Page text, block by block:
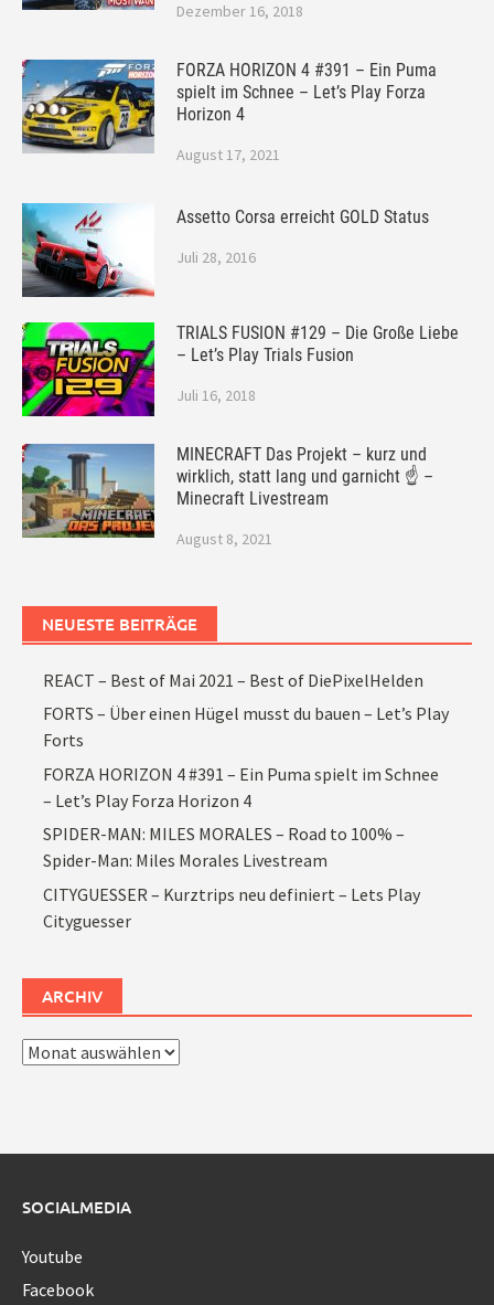
Dezember 16, 2018
FORZA HORIZON 4 #391 – Ein Puma
spielt im Schnee – Let’s Play Forza
Horizon 4
August 17, 2021
Assetto Corsa erreicht GOLD Status
Juli 28, 2016
TRIALS FUSION #129 – Die Große Liebe
– Let’s Play Trials Fusion
Juli 16, 2018
MINECRAFT Das Projekt – kurz und
wirklich, statt lang und garnicht ☝ –
Minecraft Livestream
August 8, 2021
NEUESTE BEITRÄGE
REACT – Best of Mai 2021 – Best of DiePixelHelden
FORTS – Über einen Hügel musst du bauen – Let’s Play
Forts
FORZA HORIZON 4 #391 – Ein Puma spielt im Schnee
– Let’s Play Forza Horizon 4
SPIDER-MAN: MILES MORALES – Road to 100% –
Spider-Man: Miles Morales Livestream
CITYGUESSER – Kurztrips neu definiert – Lets Play
Cityguesser
ARCHIV
Archiv
SOCIALMEDIA
Youtube
Facebook